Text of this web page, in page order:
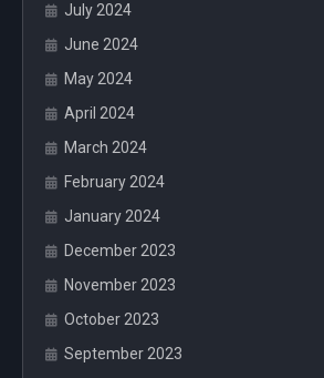
July 2024
June 2024
May 2024
April 2024
March 2024
February 2024
January 2024
December 2023
November 2023
October 2023
September 2023